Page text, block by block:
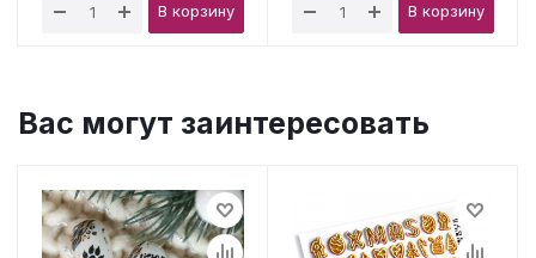
В корзину В корзину
Вас могут заинтересовать